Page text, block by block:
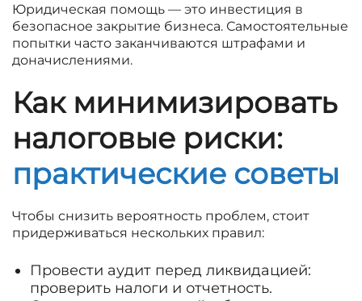
Юридическая помощь — это инвестиция в
безопасное закрытие бизнеса. Самостоятельные
попытки часто заканчиваются штрафами и
доначислениями.
Как минимизировать
налоговые риски:
практические советы
Чтобы снизить вероятность проблем, стоит
придерживаться нескольких правил:
Провести аудит перед ликвидацией:
проверить налоги и отчетность.